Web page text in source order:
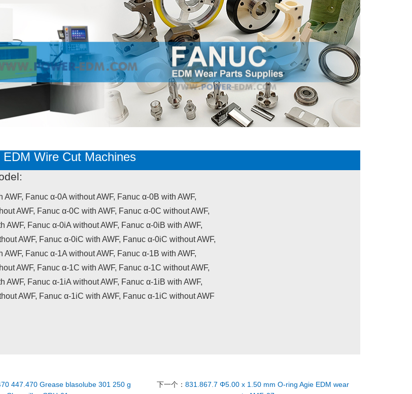
EDM Wire Cut Machines
AWF, Fanuc α-0A without AWF, Fanuc α-0B with AWF,
AWF, Fanuc α-0C with AWF, Fanuc α-0C without AWF,
AWF, Fanuc α-0iA without AWF, Fanuc α-0iB with AWF,
AWF, Fanuc α-0iC with AWF, Fanuc α-0iC without AWF,
AWF, Fanuc α-1A without AWF, Fanuc α-1B with AWF,
AWF, Fanuc α-1C with AWF, Fanuc α-1C without AWF,
AWF, Fanuc α-1iA without AWF, Fanuc α-1iB with AWF,
AWF, Fanuc α-1iC with AWF, Fanuc α-1iC without AWF
447.470 Grease blasolube 301 250 g
下一个： 831.867.7 Φ5.00 x 1.50 mm O-ring Agie EDM wear